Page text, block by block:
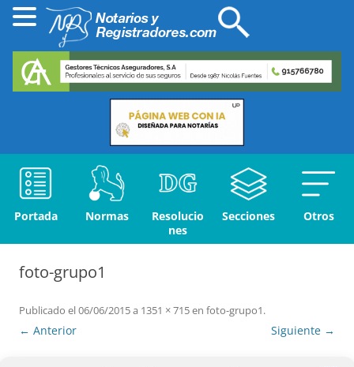
Portada Normas
Resolucio
nes
Secciones Otros
foto-grupo1
Publicado el06/06/2015a 1351 × 715en foto-grupo1.
← Anterior Siguiente →